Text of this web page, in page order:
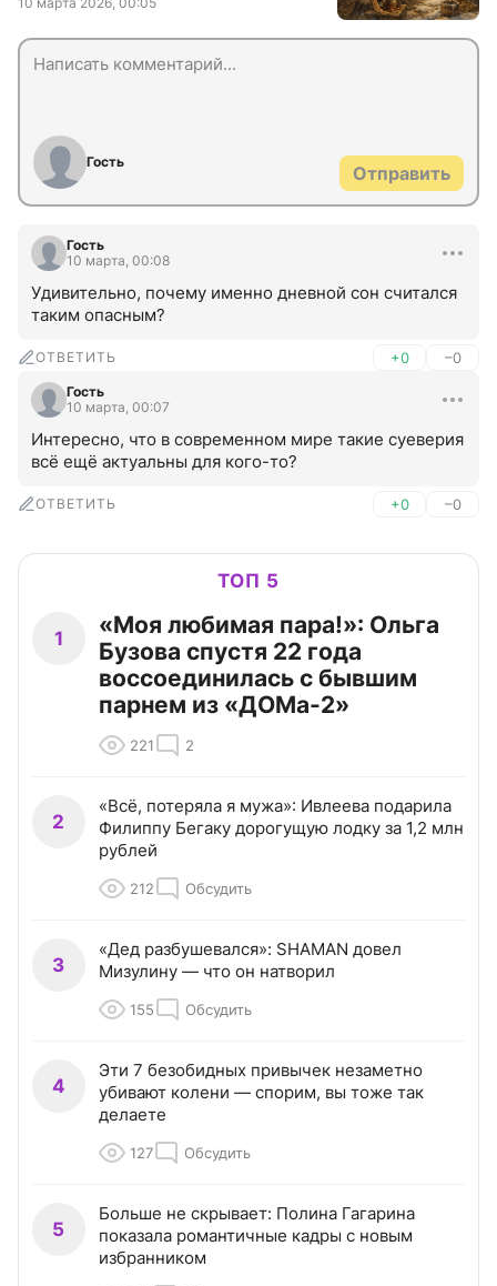
Гость
Отправить
Гость
10 марта, 00:08
Удивительно, почему именно дневной сон считался
таким опасным?
ОТВЕТИТЬ +0 –0
Гость
10 марта, 00:07
Интересно, что в современном мире такие суеверия
всё ещё актуальны для кого-то?
ОТВЕТИТЬ +0 –0
ТОП 5
1
«Моя любимая пара!»: Ольга
Бузова спустя 22 года
воссоединилась с бывшим
парнем из «ДОМа-2»
221 2
2
«Всё, потеряла я мужа»: Ивлеева подарила
Филиппу Бегаку дорогущую лодку за 1,2 млн
рублей
212 Обсудить
3
«Дед разбушевался»: SHAMAN довел
Мизулину — что он натворил
155 Обсудить
4
Эти 7 безобидных привычек незаметно
убивают колени — спорим, вы тоже так
делаете
127 Обсудить
5
Больше не скрывает: Полина Гагарина
показала романтичные кадры с новым
избранником